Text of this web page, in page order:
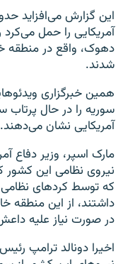
این گزارش می‌افزاید
آمریکایی را حمل
دهوک، واقع در منطقه
شدند.
همین خبرگزاری
سوریه را در حال پرتاب
آمریکایی نشان می‌دهند.
مارک اسپر، وزیر دفاع
نیروی نظامی این
که توسط کردهای
داشتند، از این منطقه
در صورت نیاز علیه
اخیرا دونالد ترامپ